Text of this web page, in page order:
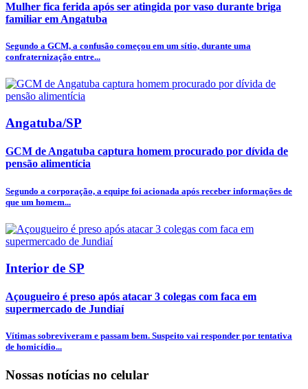
Mulher fica ferida após ser atingida por vaso durante briga
familiar em Angatuba
Segundo a GCM, a confusão começou em um sítio, durante uma
confraternização entre...
Angatuba/SP
GCM de Angatuba captura homem procurado por dívida de
pensão alimentícia
Segundo a corporação, a equipe foi acionada após receber informações de
que um homem...
Interior de SP
Açougueiro é preso após atacar 3 colegas com faca em
supermercado de Jundiaí
Vítimas sobreviveram e passam bem. Suspeito vai responder por tentativa
de homicídio...
Nossas notícias no celular